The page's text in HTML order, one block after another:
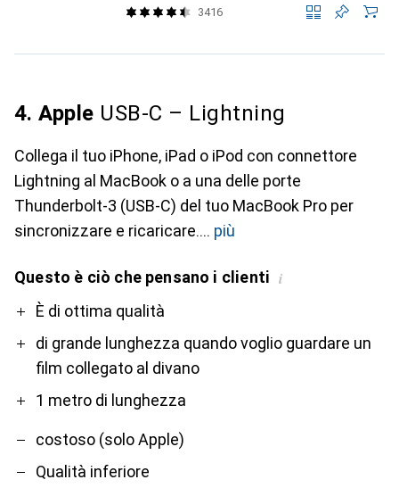
3416
4. Apple USB-C – Lightning
Collega il tuo iPhone, iPad o iPod con connettore
Lightning al MacBook o a una delle porte
Thunderbolt-3 (USB-C) del tuo MacBook Pro per
sincronizzare e ricaricare.
più
Questo è ciò che pensano i clienti i
ProÈ di ottima qualità
di grande lunghezza quando voglio guardare un
film collegato al divano
1 metro di lunghezza
Contro
costoso (solo Apple)
Qualità inferiore